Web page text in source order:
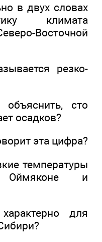
в двух словах
климата
Восточной
резко-
сто
осадков?
эта цифра?
температуры
и
для